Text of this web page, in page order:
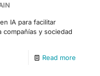
IA para facilitar
compañías y sociedad
Read more